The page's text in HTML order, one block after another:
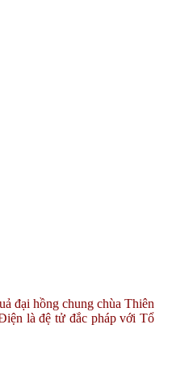
đại hồng chung chùa Thiên
là đệ tử đắc pháp với Tổ